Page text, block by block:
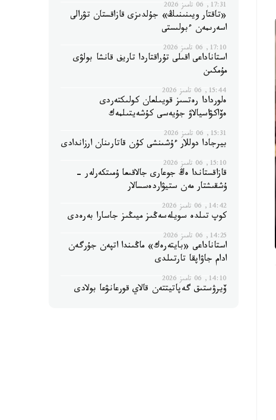
17:31, 06 تامىز 2026
«تاقتار ويىنىنىڭ» جۇلدىزى قازاقستان تۋرالى
اسەرىمەن ءبولىستى
17:10, 06 تامىز 2026
استاناداعى اقىلى تۇراقتاردا تاريف قانشا بولۋى
مۇمكىن
15:44, 06 تامىز 2026
ەلوردادا رەتسىز قويىلعان كولىكتەردى
ەۆاكۋاسيالاۋ جۇيەسى كۇشەيتىلمەك
15:31, 06 تامىز 2026
بيرجادا دوللار ءۇشىنشى كۇن قاتارىنان ارزاندادى
15:10, 06 تامىز 2026
قازاقستاندا ەڭ جوعارى جالاقىعا ۇمىتكەرلەر -
ۇشقىشتار مەن ستيۋاردەسسالار
14:42, 06 تامىز 2026
كوپ تىلدە سويلەسەڭىز ميىڭىز جاسارا بەرەدى
14:25, 06 تامىز 2026
استاناداعى «بايتەرەك» ماڭىندا اتپەن جۇرگەن
ادام جاۋاپقا تارتىلدى
14:10, 06 تامىز 2026
ۆيرۋستىق گەپاتيتتەن قالاي قورعانۋعا بولادى